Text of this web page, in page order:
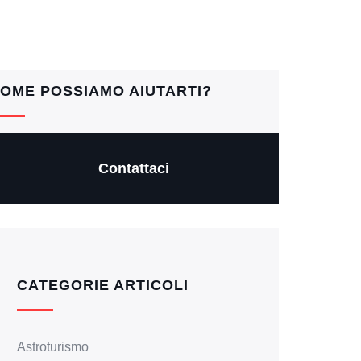
POSSIAMO AIUTARTI?
Contattaci
CATEGORIE ARTICOLI
Astroturismo